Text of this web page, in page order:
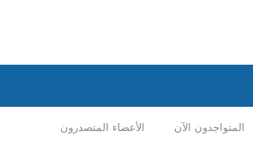
المتواجدون الآن الأعضاء المتصدرون